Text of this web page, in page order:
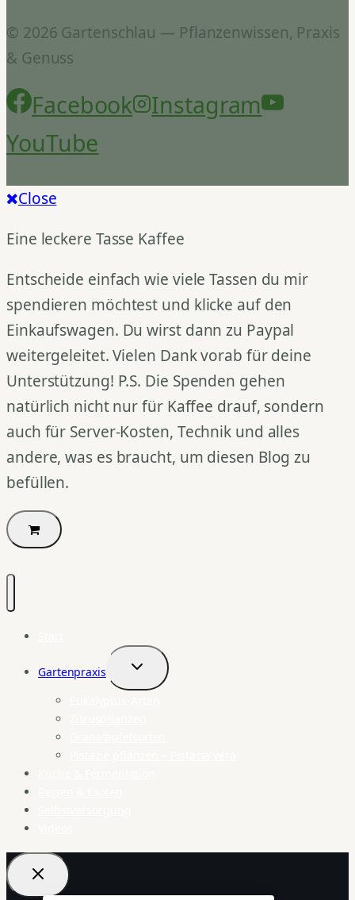
© 2026 Gartenschlau — Pflanzenwissen, Praxis
& Genuss
Facebook
Instagram
YouTube
Close
Eine leckere Tasse Kaffee
Entscheide einfach wie viele Tassen du mir
spendieren möchtest und klicke auf den
Einkaufswagen. Du wirst dann zu Paypal
weitergeleitet. Vielen Dank vorab für deine
Unterstützung! P.S. Die Spenden gehen
natürlich nicht nur für Kaffee drauf, sondern
auch für Server-Kosten, Technik und alles
andere, was es braucht, um diesen Blog zu
befüllen.
Gartenpraxis
Untermenü
umschalten